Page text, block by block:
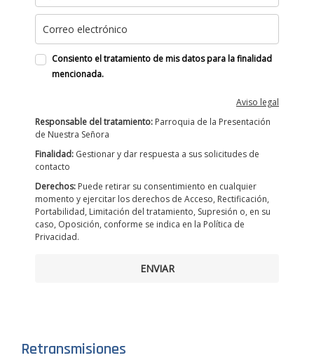
Consiento el tratamiento de mis datos para la finalidad
mencionada.
Aviso legal
Responsable del tratamiento: Parroquia de la Presentación
de Nuestra Señora
Finalidad: Gestionar y dar respuesta a sus solicitudes de
contacto
Derechos: Puede retirar su consentimiento en cualquier
momento y ejercitar los derechos de Acceso, Rectificación,
Portabilidad, Limitación del tratamiento, Supresión o, en su
caso, Oposición, conforme se indica en la Política de
Privacidad.
ENVIAR
Retransmisiones